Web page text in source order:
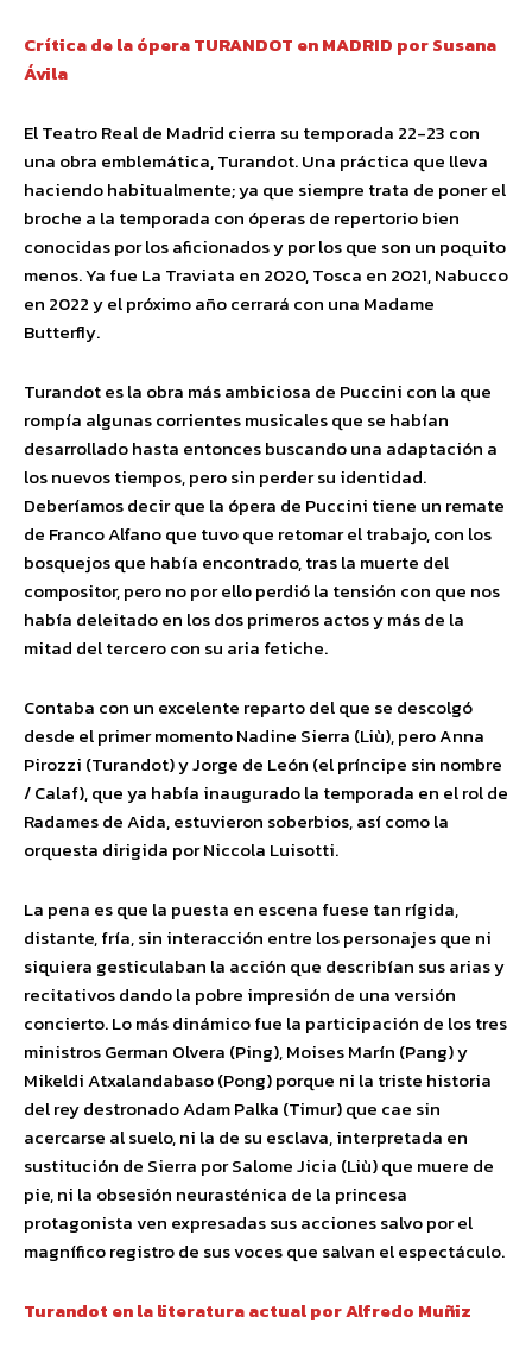
Crítica de la ópera TURANDOT en MADRID por Susana
Ávila
El Teatro Real de Madrid cierra su temporada 22-23 con
una obra emblemática, Turandot. Una práctica que lleva
haciendo habitualmente; ya que siempre trata de poner el
broche a la temporada con óperas de repertorio bien
conocidas por los aficionados y por los que son un poquito
menos. Ya fue La Traviata en 2020, Tosca en 2021, Nabucco
en 2022 y el próximo año cerrará con una Madame
Butterfly.
Turandot es la obra más ambiciosa de Puccini con la que
rompía algunas corrientes musicales que se habían
desarrollado hasta entonces buscando una adaptación a
los nuevos tiempos, pero sin perder su identidad.
Deberíamos decir que la ópera de Puccini tiene un remate
de Franco Alfano que tuvo que retomar el trabajo, con los
bosquejos que había encontrado, tras la muerte del
compositor, pero no por ello perdió la tensión con que nos
había deleitado en los dos primeros actos y más de la
mitad del tercero con su aria fetiche.
Contaba con un excelente reparto del que se descolgó
desde el primer momento Nadine Sierra (Liù), pero Anna
Pirozzi (Turandot) y Jorge de León (el príncipe sin nombre
/ Calaf), que ya había inaugurado la temporada en el rol de
Radames de Aida, estuvieron soberbios, así como la
orquesta dirigida por Niccola Luisotti.
La pena es que la puesta en escena fuese tan rígida,
distante, fría, sin interacción entre los personajes que ni
siquiera gesticulaban la acción que describían sus arias y
recitativos dando la pobre impresión de una versión
concierto. Lo más dinámico fue la participación de los tres
ministros German Olvera (Ping), Moises Marín (Pang) y
Mikeldi Atxalandabaso (Pong) porque ni la triste historia
del rey destronado Adam Palka (Timur) que cae sin
acercarse al suelo, ni la de su esclava, interpretada en
sustitución de Sierra por Salome Jicia (Liù) que muere de
pie, ni la obsesión neurasténica de la princesa
protagonista ven expresadas sus acciones salvo por el
magnífico registro de sus voces que salvan el espectáculo.
Turandot en la literatura actual por Alfredo Muñiz